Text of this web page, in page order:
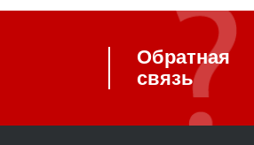
Обратная
связь